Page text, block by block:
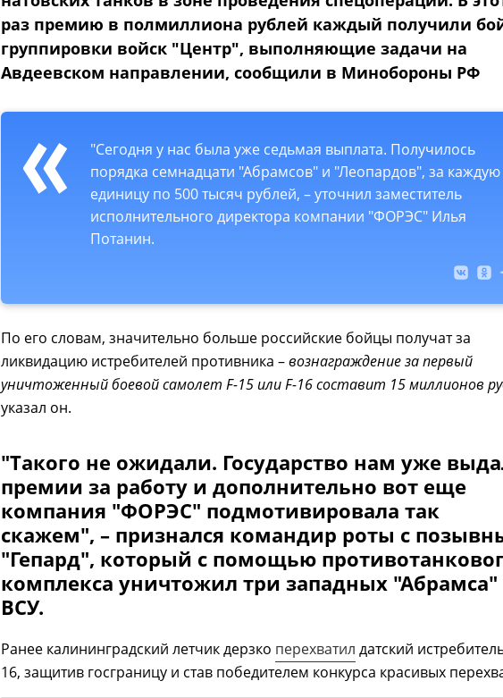
раз премию в полмиллиона рублей каждый получили
группировки войск "Центр", выполняющие задачи на
Авдеевском направлении, сообщили в Минобороны РФ
"Сегодня у нас была уже седьмая выплата. Получилось
порядка семнадцати "Абрамсов" и "Леопардов", за каждую
единицу по 500 тысяч рублей, – уточнил заместитель
исполнительного директора компании "ФОРЭС" Илья
Потанин.
По его словам, значительно больше российские бойцы получат за
ликвидацию истребителей противника –вознаграждение за первый
уничтоженный боевой самолет F-15 или F-16 составит 15 миллионов
указал он.
"Такого не ожидали. Государство нам уже
премии за работу и дополнительно вот еще
компания "ФОРЭС" подмотивировала так
скажем", – признался командир роты с
"Гепард", который с помощью
комплекса уничтожил три западных "Абрамса"
ВСУ.
Ранее калининградский летчик дерзко перехватил датский
16, защитив госграницу и став победителем конкурса красивых